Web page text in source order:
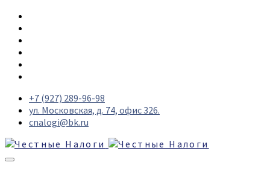
+7 (927) 289-96-98
ул. Московская, д. 74, офис 326.
cnalogi@bk.ru